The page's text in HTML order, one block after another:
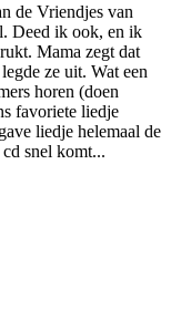
de Vriendjes van
Deed ik ook, en ik
Mama zegt dat
ze uit. Wat een
horen (doen
favoriete liedje
liedje helemaal de
snel komt...